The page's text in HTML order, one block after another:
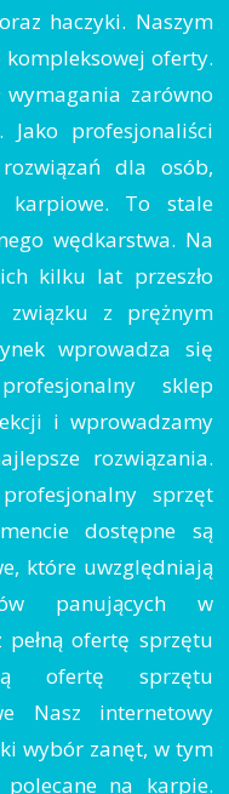
haczyki. Naszym
kompleksowej oferty.
wymagania zarówno
profesjonaliści
dla osób,
karpiowe. To stale
wędkarstwa. Na
kilku lat przeszło
związku z prężnym
wprowadza się
sklep
i wprowadzamy
rozwiązania.
sprzęt
dostępne są
które uwzględniają
panujących w
pełną ofertę sprzętu
ofertę sprzętu
Nasz internetowy
wybór zanęt, w tym
polecane na karpie.